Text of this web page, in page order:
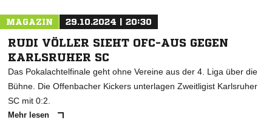
MAGAZIN 29.10.2024 | 20:30
RUDI VÖLLER SIEHT OFC-AUS GEGEN
KARLSRUHER SC
Das Pokalachtelfinale geht ohne Vereine aus der 4. Liga über die
Bühne. Die Offenbacher Kickers unterlagen Zweitligist Karlsruher
SC mit 0:2.
Mehr lesen